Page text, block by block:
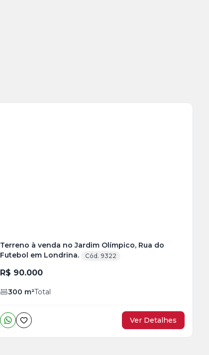
Terreno à venda no Jardim Olímpico, Rua do
Futebol em Londrina.
Cód. 9322
R$ 90.000
300 m²Total
Ver Detalhes